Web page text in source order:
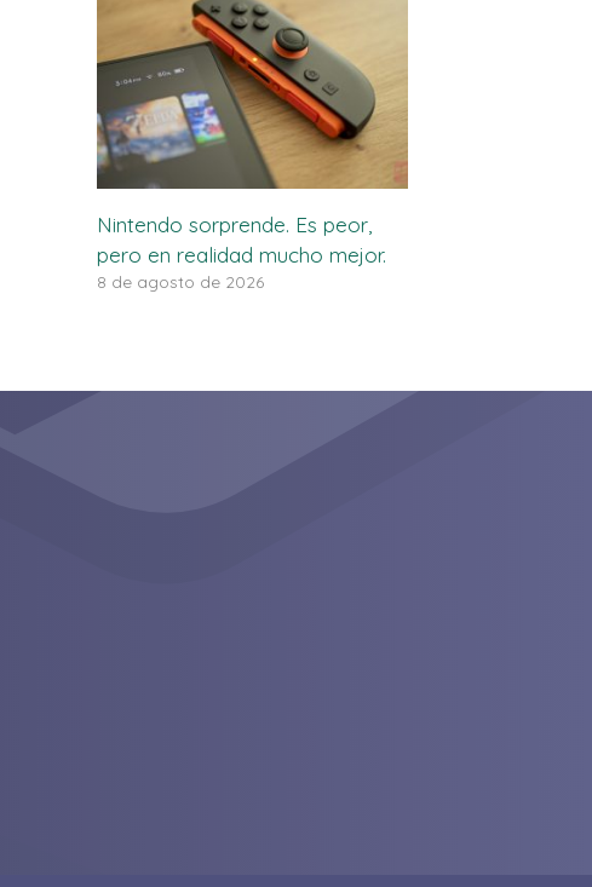
Nintendo sorprende. Es peor,
pero en realidad mucho mejor.
8 de agosto de 2026